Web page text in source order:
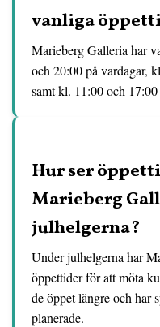
vanliga
Marieberg Galleria har
och 20:00 på vardagar,
samt kl. 11:00 och 17:00
Hur ser
Marieberg
julhelgerna?
Under julhelgerna har
öppettider för att möta
de öppet längre och har
planerade.